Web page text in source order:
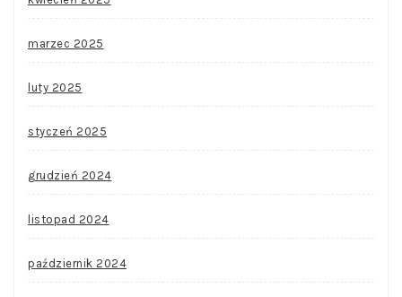
marzec 2025
luty 2025
styczeń 2025
grudzień 2024
listopad 2024
październik 2024